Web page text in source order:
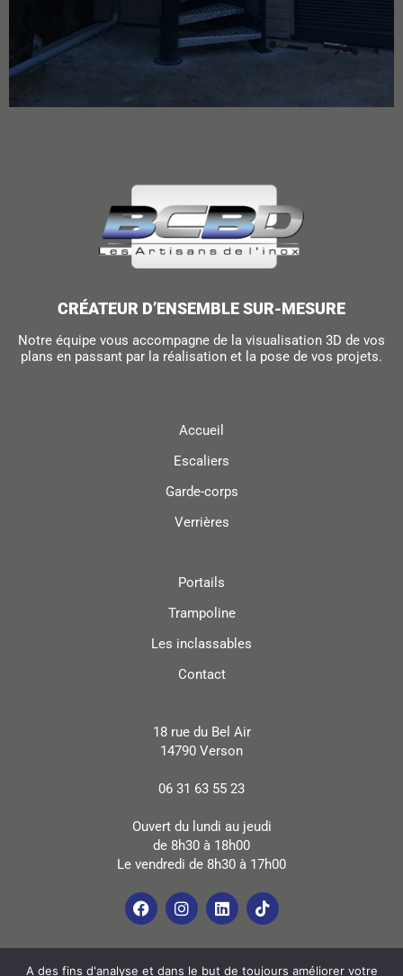
CRÉATEUR D’ENSEMBLE SUR-MESURE
Notre équipe vous accompagne de la visualisation 3D de vos
plans en passant par la réalisation et la pose de vos projets.
Accueil
Escaliers
Garde-corps
Verrières
Portails
Trampoline
Les inclassables
Contact
18 rue du Bel Air
14790 Verson
06 31 63 55 23
Ouvert du lundi au jeudi
de 8h30 à 18h00
Le vendredi de 8h30 à 17h00
© 2021 Création du site internet www.toiledecom.fr –Mentions légales–Politique de
A des fins d'analyse et dans le but de toujours améliorer votre